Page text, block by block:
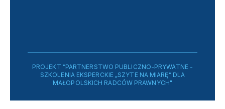
PROJEKT ”PARTNERSTWO PUBLICZNO-PRYWATNE -
SZKOLENIA EKSPERCKIE „SZYTE NA MIARĘ” DLA
MAŁOPOLSKICH RADCÓW PRAWNYCH"